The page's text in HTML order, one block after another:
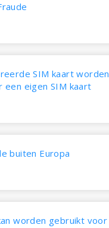
SIM kaart worden
een eigen SIM kaart
buiten Europa
worden gebruikt voor